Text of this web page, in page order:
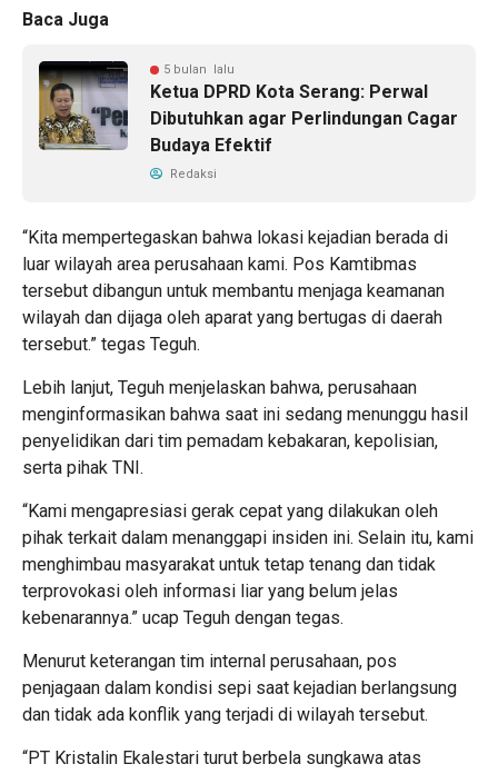
Baca Juga
5 bulan lalu
Ketua DPRD Kota Serang: Perwal
Dibutuhkan agar Perlindungan Cagar
Budaya Efektif
Redaksi
“Kita mempertegaskan bahwa lokasi kejadian berada di
luar wilayah area perusahaan kami. Pos Kamtibmas
tersebut dibangun untuk membantu menjaga keamanan
wilayah dan dijaga oleh aparat yang bertugas di daerah
tersebut.” tegas Teguh.
Lebih lanjut, Teguh menjelaskan bahwa, perusahaan
menginformasikan bahwa saat ini sedang menunggu hasil
penyelidikan dari tim pemadam kebakaran, kepolisian,
serta pihak TNI.
“Kami mengapresiasi gerak cepat yang dilakukan oleh
pihak terkait dalam menanggapi insiden ini. Selain itu, kami
menghimbau masyarakat untuk tetap tenang dan tidak
terprovokasi oleh informasi liar yang belum jelas
kebenarannya.” ucap Teguh dengan tegas.
Menurut keterangan tim internal perusahaan, pos
penjagaan dalam kondisi sepi saat kejadian berlangsung
dan tidak ada konflik yang terjadi di wilayah tersebut.
“PT Kristalin Ekalestari turut berbela sungkawa atas